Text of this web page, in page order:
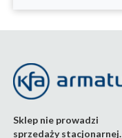
Sklep nie prowadzi
sprzedaży stacjonarnej.